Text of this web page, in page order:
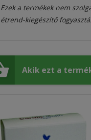
Ezek a termékek nem
étrend-kiegészítő
Akik ezt a